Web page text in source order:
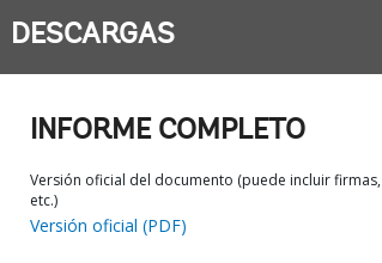
DESCARGAS
INFORME COMPLETO
Versión oficial del documento (puede incluir firmas,
etc.)
Versión oficial (PDF)